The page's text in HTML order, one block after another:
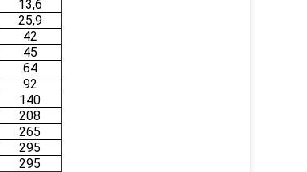
13,6
25,9
42
45
64
92
140
208
265
295
295